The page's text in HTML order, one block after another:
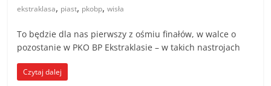
ekstraklasa, piast, pkobp,wisła
To będzie dla nas pierwszy z ośmiu finałów, w walce o
pozostanie w PKO BP Ekstraklasie – w takich nastrojach
Czytaj dalej